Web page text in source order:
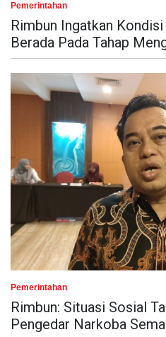
Pemerintahan
Rimbun Ingatkan
Berada Pada Tahap
Pemerintahan
Rimbun: Situasi Sosial
Pengedar Narkoba